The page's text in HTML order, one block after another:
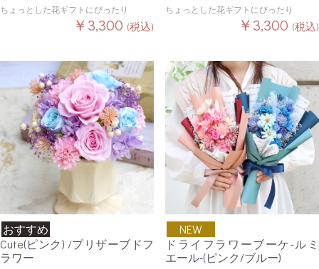
ちょっとした花ギフトにぴったり
￥3,300 (税込)
ちょっとした花ギフトにぴったり
￥3,300 (税込)
おすすめ
Cute(ピンク) /プリザーブドフ
ラワー
NEW
ドライフラワーブーケ-ルミ
エール-(ピンク/ブルー)